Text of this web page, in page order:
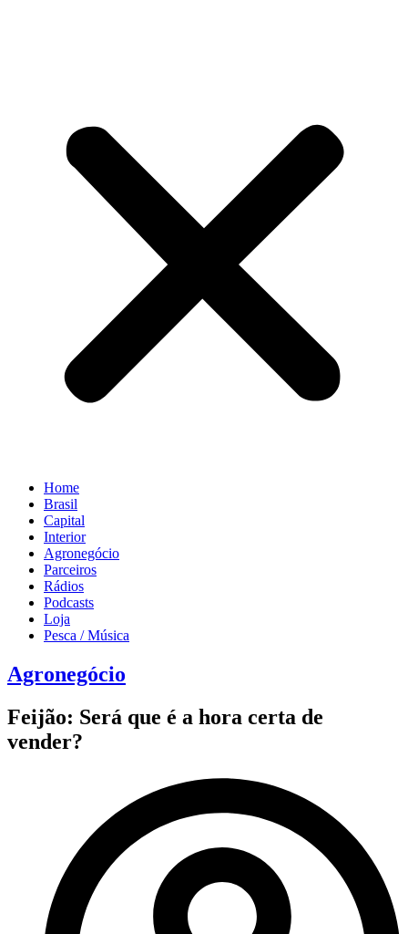
Home
Brasil
Capital
Interior
Agronegócio
Parceiros
Rádios
Podcasts
Loja
Pesca / Música
Agronegócio
Feijão: Será que é a hora certa de
vender?